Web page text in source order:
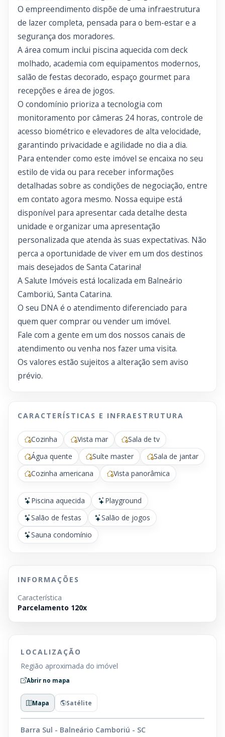
O empreendimento dispõe de uma infraestrutura
de lazer completa, pensada para o bem-estar e a
segurança dos moradores.
A área comum inclui piscina aquecida com deck
molhado, academia com equipamentos modernos,
salão de festas decorado, espaço gourmet para
recepções e área de jogos.
O condomínio prioriza a tecnologia com
monitoramento por câmeras 24 horas, controle de
acesso biométrico e elevadores de alta velocidade,
garantindo privacidade e agilidade no dia a dia.
Para entender como este imóvel se encaixa no seu
estilo de vida ou para receber informações
detalhadas sobre as condições de negociação, entre
em contato agora mesmo. Nossa equipe está
disponível para apresentar cada detalhe desta
unidade e organizar uma apresentação
personalizada que atenda às suas expectativas. Não
perca a oportunidade de viver em um dos destinos
mais desejados de Santa Catarina!
A Salute Imóveis está localizada em Balneário
Camboriú, Santa Catarina.
O seu DNA é o atendimento diferenciado para
quem quer comprar ou vender um imóvel.
Fale com a gente em um dos nossos canais de
atendimento ou venha nos fazer uma visita.
Os valores estão sujeitos a alteração sem aviso
prévio.
CARACTERÍSTICAS E INFRAESTRUTURA
Cozinha Vista mar
Sala de tv
Água quente
Suíte master
Sala de jantar
Cozinha americana
Vista panorâmica
Piscina aquecida
Playground
Salão de festas
Salão de jogos
Sauna condomínio
INFORMAÇÕES
Característica
Parcelamento 120x
LOCALIZAÇÃO
Região aproximada do imóvel
Abrir no mapa
Mapa Satélite
Barra Sul - Balneário Camboriú - SC